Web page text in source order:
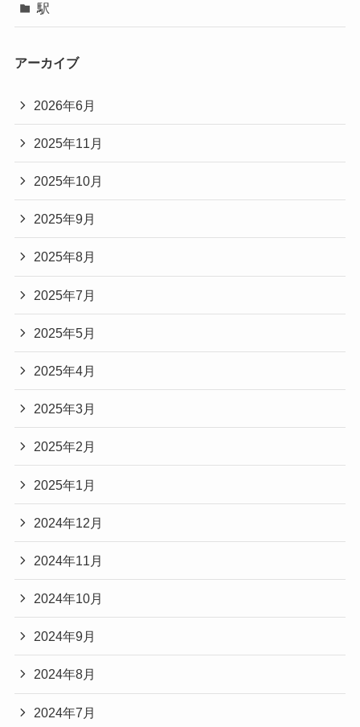
駅
アーカイブ
2026年6月
2025年11月
2025年10月
2025年9月
2025年8月
2025年7月
2025年5月
2025年4月
2025年3月
2025年2月
2025年1月
2024年12月
2024年11月
2024年10月
2024年9月
2024年8月
2024年7月